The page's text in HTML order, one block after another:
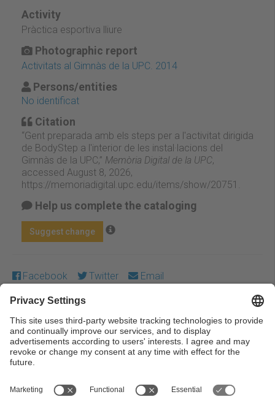
Activity
Pràctica esportiva lliure
Photographic report
Activitats al Gimnàs de la UPC. 2014
Persons/entities
No identificat
Citation
“Gent preparada amb els steps per a l'activitat dirigida
de BodyStep a l'interior de les instal·lacions del
Gimnàs de la UPC,” Memòria Digital de la UPC,
accessed August 8, 2026,
https://memoriadigital.upc.edu/items/show/20751
Help us complete the cataloging
Suggest change
Facebook Twitter Email
Except where otherwise noted, content on this work is
licensed under a Creative Commons license:Attribution-
NonCommercial-NoDerivs 3.0 Spain